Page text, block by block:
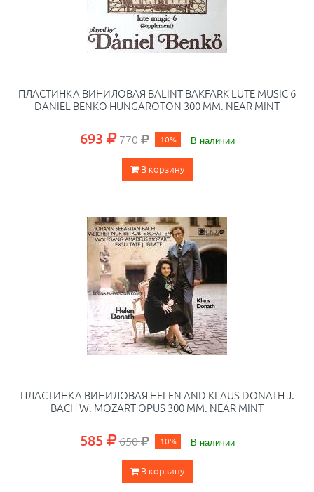
ПЛАСТИНКА ВИНИЛОВАЯ BALINT BAKFARK LUTE MUSIC 6
DANIEL BENKO HUNGAROTON 300 ММ. NEAR MINT
693 770 10% В наличии
В корзину
ПЛАСТИНКА ВИНИЛОВАЯ HELEN AND KLAUS DONATH J.
BACH W. MOZART OPUS 300 ММ. NEAR MINT
585 650 10% В наличии
В корзину